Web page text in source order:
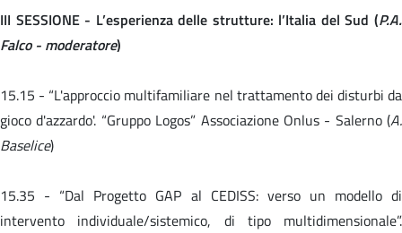
III SESSIONE - L’esperienza delle strutture: l’Italia del Sud (P.A.
Falco - moderatore)
15.15 - “L'approccio multifamiliare nel trattamento dei disturbi da
gioco d'azzardo'. “Gruppo Logos” Associazione Onlus - Salerno (A.
Baselice)
15.35 - “Dal Progetto GAP al CEDISS: verso un modello di
intervento individuale/sistemico, di tipo multidimensionale”.